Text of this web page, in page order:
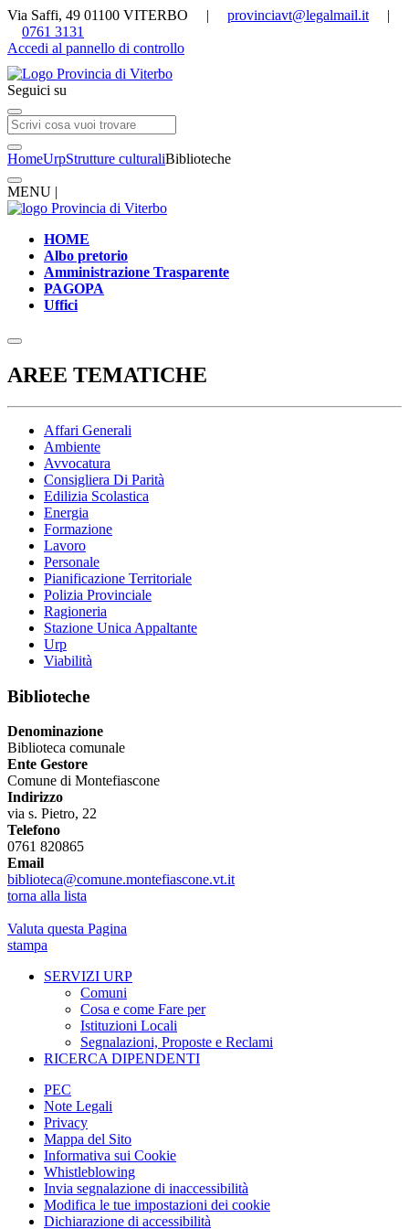
Via Saffi, 49 01100 VITERBO | provinciavt@legalmail.it |
0761 3131
Accedi al pannello di controllo
Seguici su
HomeUrpStrutture culturaliBiblioteche
MENU |
HOME
Albo pretorio
Amministrazione Trasparente
PAGOPA
Uffici
AREE TEMATICHE
Affari Generali
Ambiente
Avvocatura
Consigliera Di Parità
Edilizia Scolastica
Energia
Formazione
Lavoro
Personale
Pianificazione Territoriale
Polizia Provinciale
Ragioneria
Stazione Unica Appaltante
Urp
Viabilità
Biblioteche
Denominazione
Biblioteca comunale
Ente Gestore
Comune di Montefiascone
Indirizzo
via s. Pietro, 22
Telefono
0761 820865
Email
biblioteca@comune.montefiascone.vt.it
torna alla lista
Valuta questa Pagina
stampa
SERVIZI URP
Comuni
Cosa e come Fare per
Istituzioni Locali
Segnalazioni, Proposte e Reclami
RICERCA DIPENDENTI
PEC
Note Legali
Privacy
Mappa del Sito
Informativa sui Cookie
Whistleblowing
Invia segnalazione di inaccessibilità
Modifica le tue impostazioni dei cookie
Dichiarazione di accessibilità